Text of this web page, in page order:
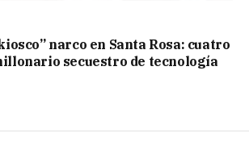
narco en Santa Rosa: cuatro
secuestro de tecnología